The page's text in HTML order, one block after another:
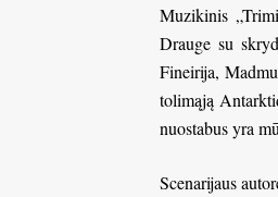
Muzikinis
Drauge su
Fineirija,
tolimąją
nuostabus yra
Scenarijaus